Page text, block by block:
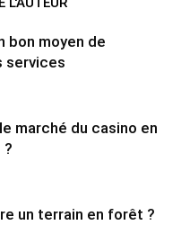
bon moyen de
services
marché du casino en
?
un terrain en forêt ?